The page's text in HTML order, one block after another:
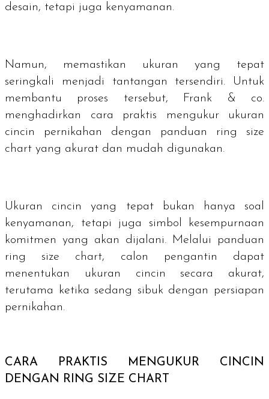
desain, tetapi juga kenyamanan.
Namun, memastikan ukuran yang tepat
seringkali menjadi tantangan tersendiri. Untuk
membantu proses tersebut, Frank & co.
menghadirkan cara praktis mengukur ukuran
cincin pernikahan dengan panduan ring size
chart yang akurat dan mudah digunakan.
Ukuran cincin yang tepat bukan hanya soal
kenyamanan, tetapi juga simbol kesempurnaan
komitmen yang akan dijalani. Melalui panduan
ring size chart, calon pengantin dapat
menentukan ukuran cincin secara akurat,
terutama ketika sedang sibuk dengan persiapan
pernikahan.
CARA PRAKTIS MENGUKUR CINCIN
DENGAN RING SIZE CHART